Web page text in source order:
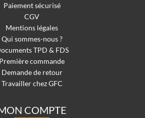
Paiement sécurisé
CGV
Mentions légales
Qui sommes-nous ?
TPD & FDS
Première commande
Demande de retour
Travailler chez GFC
COMPTE